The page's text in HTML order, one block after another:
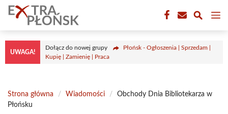
Przejdź
treści
UWAGA!
Dołącz do nowej grupy
Płońsk - Ogłoszenia | Sprzedam |
Kupię | Zamienię | Praca
Strona główna / Wiadomości /
Obchody Dnia Bibliotekarza w
Płońsku